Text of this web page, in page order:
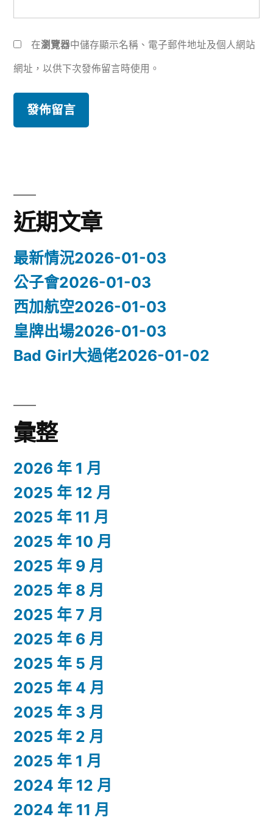
在瀏覽器中儲存顯示名稱、電子郵件地址及個人網站
網址，以供下次發佈留言時使用。
近期文章
最新情況2026-01-03
公子會2026-01-03
西加航空2026-01-03
皇牌出場2026-01-03
Bad Girl大過佬2026-01-02
彙整
2026 年 1 月
2025 年 12 月
2025 年 11 月
2025 年 10 月
2025 年 9 月
2025 年 8 月
2025 年 7 月
2025 年 6 月
2025 年 5 月
2025 年 4 月
2025 年 3 月
2025 年 2 月
2025 年 1 月
2024 年 12 月
2024 年 11 月